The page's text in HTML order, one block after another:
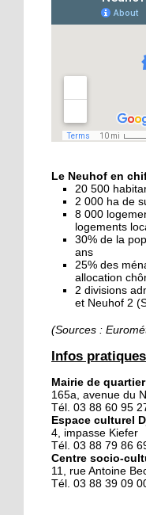
médiathèque
16 octobre
«Chacun
qui vous
16 octobre
ciel ouvert »
16 octobre
Un vécu de
15 octobre
Difracto :
avec Django
Le vrac
11 octobre
Les petites
chaussent
Le Neuhof en
20 500
2 000 ha de
8 000
logements
30% de la
ans
25% des
allocation
2 divisions
et Neuhof 2
(Sources :
Infos pratiques
Mairie de quartier
165a, avenue du
Tél. 03 88 60 95
Espace culturel
4, impasse Kiefer
Tél. 03 88 79 86
Centre socio-
11, rue Antoine
Tél. 03 88 39 09